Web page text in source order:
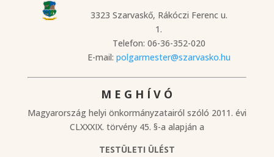
3323 Szarvaskő, Rákóczi Ferenc u.
1.
Telefon: 06-36-352-020
E-mail: polgarmester@szarvasko.hu
M E G H Í V Ó
Magyarország helyi önkormányzatairól szóló 2011. évi
CLXXXIX. törvény 45. §-a alapján a
TESTÜLETI ÜLÉST